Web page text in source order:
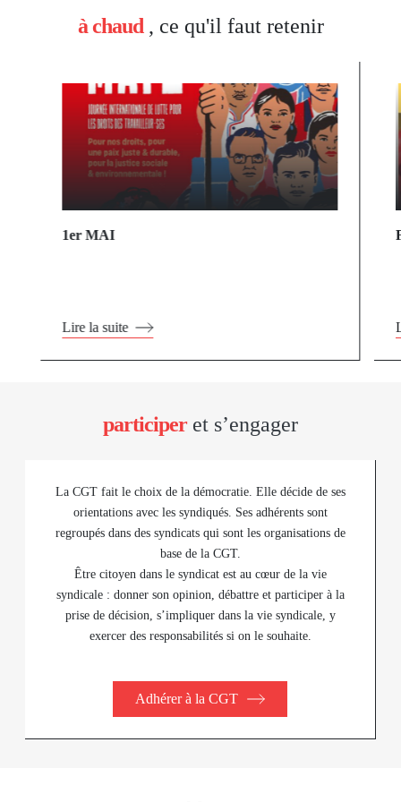
à chaud, ce qu'il faut retenir
1er MAI
Lire la suite
participeret s’engager
La CGT fait le choix de la démocratie. Elle décide de ses
orientations avec les syndiqués. Ses adhérents sont
regroupés dans des syndicats qui sont les organisations de
base de la CGT.
Être citoyen dans le syndicat est au cœur de la vie
syndicale : donner son opinion, débattre et participer à la
prise de décision, s’impliquer dans la vie syndicale, y
exercer des responsabilités si on le souhaite.
Adhérer à la CGT